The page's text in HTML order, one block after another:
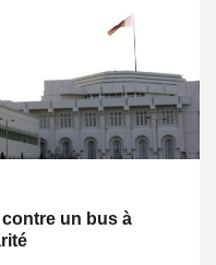
contre un bus à